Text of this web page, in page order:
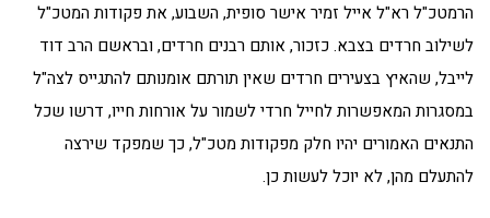
הרמטכ"ל רא"ל אייל זמיר אישר סופית, השבוע, את פקודות המטכ"ל
לשילוב חרדים בצבא. כזכור, אותם רבנים חרדים, ובראשם הרב דוד
לייבל, שהאיץ בצעירים חרדים שאין תורתם אומנותם להתגייס לצה"ל
במסגרות המאפשרות לחייל חרדי לשמור על אורחות חייו, דרשו שכל
התנאים האמורים יהיו חלק מפקודות מטכ"ל, כך שמפקד שירצה
להתעלם מהן, לא יוכל לעשות כן.